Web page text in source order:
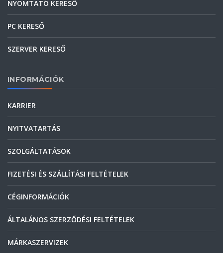
NYOMTATÓ KERESŐ
PC KERESŐ
SZERVER KERESŐ
INFORMÁCIÓK
KARRIER
NYITVATARTÁS
SZOLGÁLTATÁSOK
FIZETÉSI ÉS SZÁLLÍTÁSI FELTÉTELEK
CÉGINFORMÁCIÓK
ÁLTALÁNOS SZERZŐDÉSI FELTÉTELEK
MÁRKASZERVIZEK